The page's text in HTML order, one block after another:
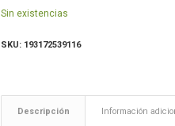
Sin existencias
SKU: 193172539116
Descripción Información